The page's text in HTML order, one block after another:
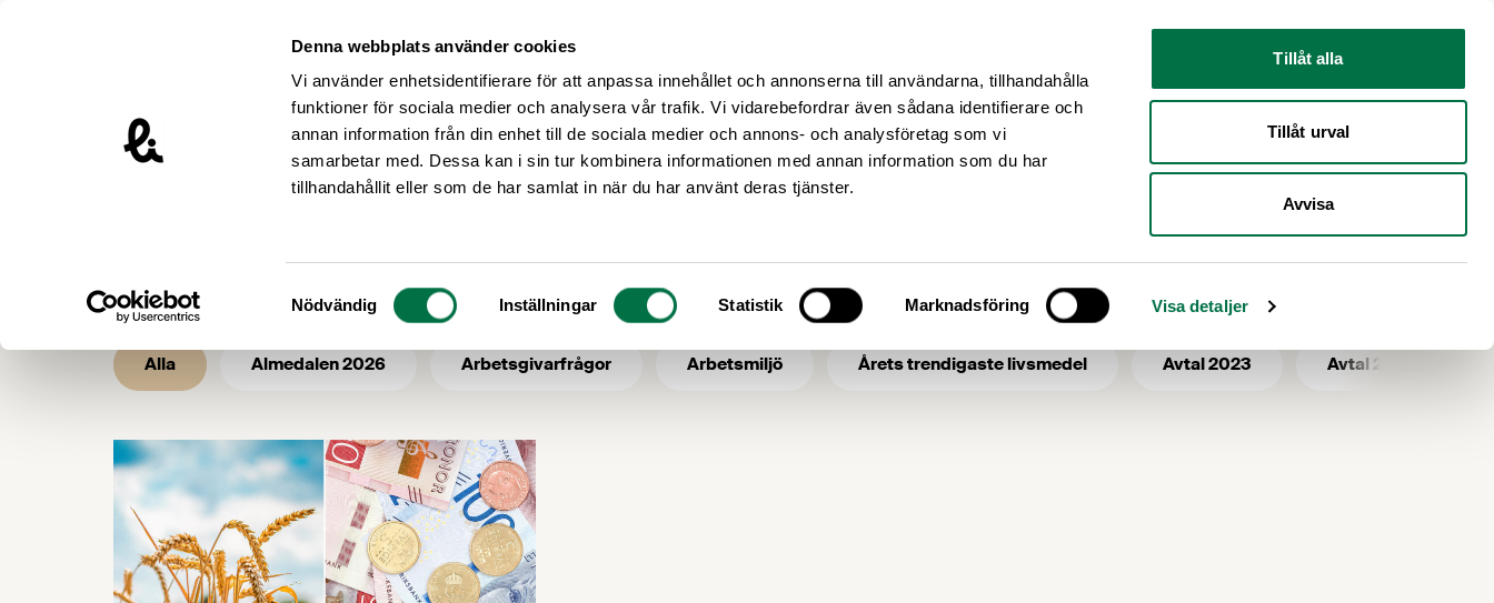
Denna webbplats använder cookies
Vi använder enhetsidentifierare för att anpassa innehållet och annonserna till användarna, tillhandahålla
funktioner för sociala medier och analysera vår trafik. Vi vidarebefordrar även sådana identifierare och
annan information från din enhet till de sociala medier och annons- och analysföretag som vi
samarbetar med. Dessa kan i sin tur kombinera informationen med annan information som du har
tillhandahållit eller som de har samlat in när du har använt deras tjänster.
Samtyckesval
Nödvändig Inställningar Statistik Marknadsföring Visa detaljer
Tillåt alla
Tillåt urval
Avvisa
Livsmedelsföretagen – till startsidan
Livsmedelsföretagen / Nyhetsarkiv / låg lönsamhet
Nyhetsarkiv - ämne: låg lönsamhet
Alla Almedalen 2026 Arbetsgivarfrågor Arbetsmiljö Årets trendigaste livsmedel Avtal 2023 Avtal 2025